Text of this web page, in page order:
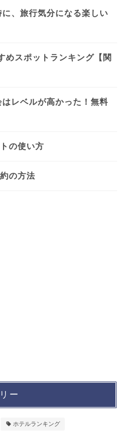
、旅行気分になる楽しい
めスポットランキング【関
レベルが高かった！無料
の使い方
の方法
ー
ホテルランキング